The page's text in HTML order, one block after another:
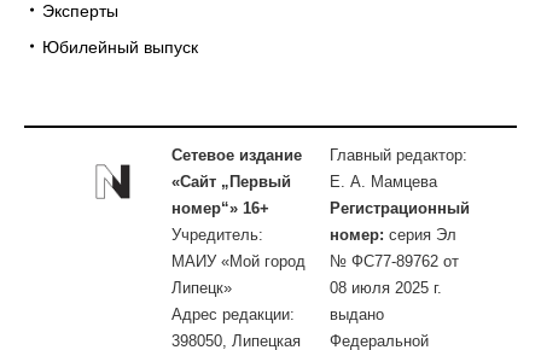
Эксперты
Юбилейный выпуск
Сетевое издание
«Сайт „Первый
номер“» 16+
Учредитель:
МАИУ «Мой город
Липецк»
Адрес редакции:
398050, Липецкая
Главный редактор:
Е. А. Мамцева
Регистрационный
номер: серия Эл
№ ФС77-89762 от
08 июля 2025 г.
выдано
Федеральной